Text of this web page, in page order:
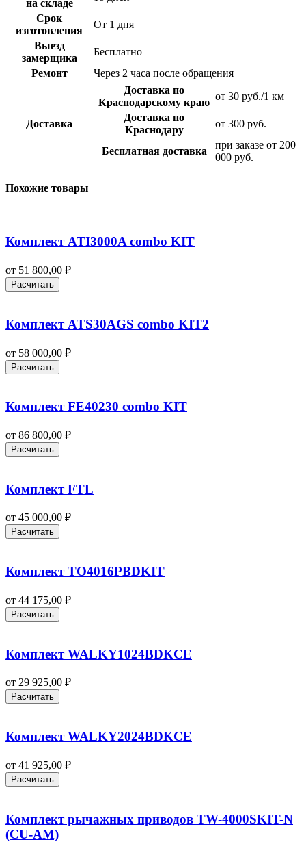
на складе
Срок
изготовления
От 1 дня
Выезд
замерщика
Бесплатно
Ремонт
Через 2 часа после обращения
Доставка
Доставка по
Краснодарскому краю
от 30 руб./1 км
Доставка по
Краснодару
от 300 руб.
Бесплатная доставка
при заказе от 200
000 руб.
Похожие товары
Комплект ATI3000A combo KIT
от 51 800,00 ₽
Расчитать
Комплект ATS30AGS combo KIT2
от 58 000,00 ₽
Расчитать
Комплект FE40230 combo KIT
от 86 800,00 ₽
Расчитать
Комплект FTL
от 45 000,00 ₽
Расчитать
Комплект TO4016PBDKIT
от 44 175,00 ₽
Расчитать
Комплект WALKY1024BDKCE
от 29 925,00 ₽
Расчитать
Комплект WALKY2024BDKCE
от 41 925,00 ₽
Расчитать
Комплект рычажных приводов TW-4000SKIT-N
(CU-AM)